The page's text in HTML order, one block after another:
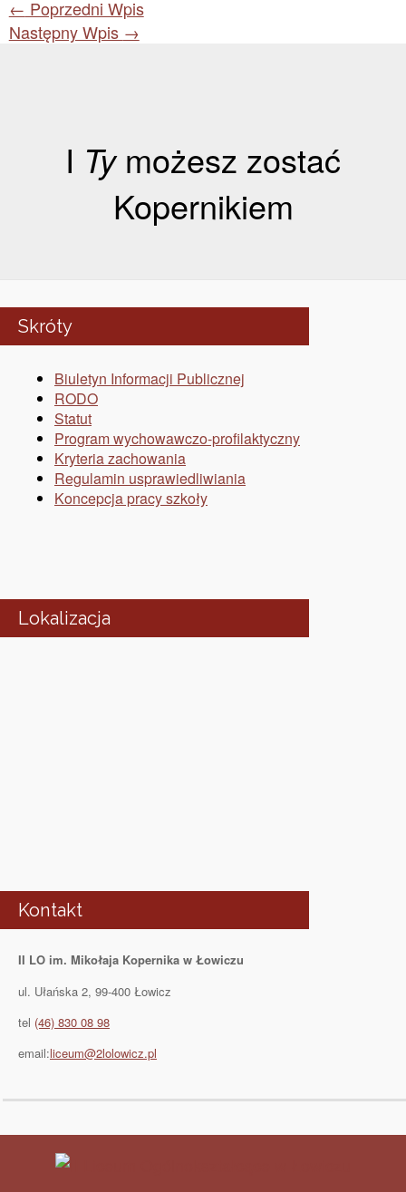
← Poprzedni Wpis
Następny Wpis →
I Tymożesz zostać
Kopernikiem
Skróty
Biuletyn Informacji Publicznej
RODO
Statut
Program wychowawczo-profilaktyczny
Kryteria zachowania
Regulamin usprawiedliwiania
Koncepcja pracy szkoły
Lokalizacja
Kontakt
II LO im. Mikołaja Kopernika w Łowiczu
ul. Ułańska 2, 99-400 Łowicz
tel (46) 830 08 98
email:liceum@2lolowicz.pl